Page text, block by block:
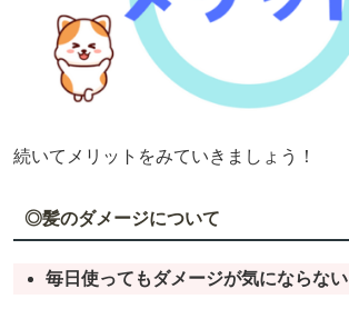
続いてメリットをみていきましょう！
◎髪のダメージについて
毎日使ってもダメージが気にならない